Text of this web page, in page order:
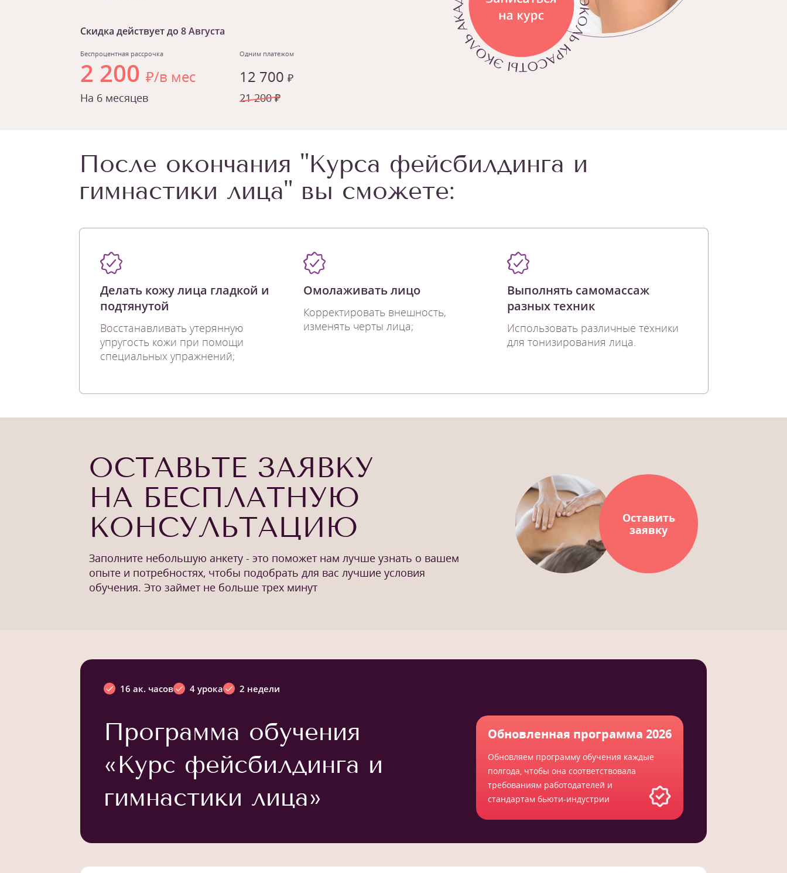
Скидка действует до 8 Августа
Беспроцентная рассрочка
2 200 ₽/в мес
На 6 месяцев
Одним платежом
12 700 ₽
21 200 ₽
После окончания "Курса фейсбилдинга и
гимнастики лица" вы сможете:
Делать кожу лица гладкой и
подтянутой
Восстанавливать утерянную
упругость кожи при помощи
специальных упражнений;
Омолаживать лицо
Корректировать внешность,
изменять черты лица;
Выполнять самомассаж
разных техник
Использовать различные техники
для тонизирования лица.
ОСТАВЬТЕ ЗАЯВКУ
НА БЕСПЛАТНУЮ
КОНСУЛЬТАЦИЮ
Заполните небольшую анкету - это поможет нам лучше узнать о вашем
опыте и потребностях, чтобы подобрать для вас лучшие условия
обучения. Это займет не больше трех минут
Оставить
заявку
16 ак. часов 4 урока 2 недели
Программа обучения
«Курс фейсбилдинга и
гимнастики лица»
Обновленная программа 2026
Обновляем программу обучения каждые
полгода, чтобы она соответствовала
требованиям работодателей и
стандартам бьюти-индустрии